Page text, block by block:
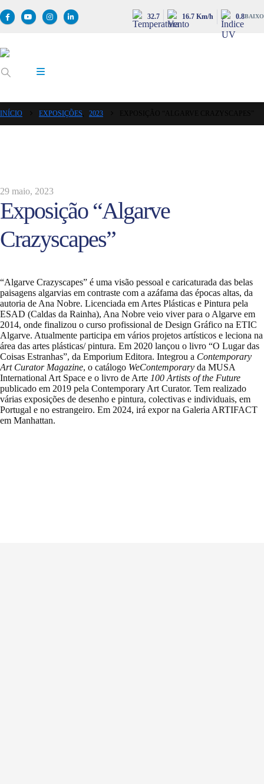
32.7 16.7 Km/h 0.8BAIXO
INÍCIO EXPOSIÇÕES 2023
29 maio, 2023
Exposição “Algarve
Crazyscapes”
“Algarve Crazyscapes” é uma visão pessoal e caricaturada das belas
paisagens algarvias em contraste com a azáfama das épocas altas, da
autoria de Ana Nobre. Licenciada em Artes Plásticas e Pintura pela
ESAD (Caldas da Rainha), Ana Nobre veio viver para o Algarve em
2014, onde finalizou o curso profissional de Design Gráfico na ETIC
Algarve. Atualmente participa em vários projetos artísticos e leciona na
área das artes plásticas/ pintura. Em 2020 lançou o livro “O Lugar das
Coisas Estranhas”, da Emporium Editora. Integrou a Contemporary
Art Curator Magazine, o catálogo WeContemporary da MUSA
International Art Space e o livro de Arte 100 Artists of the Future
publicado em 2019 pela Contemporary Art Curator. Tem realizado
várias exposições de desenho e pintura, colectivas e individuais, em
Portugal e no estrangeiro. Em 2024, irá expor na Galeria ARTIFACT
em Manhattan.